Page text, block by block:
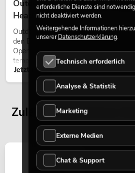
Outdoor Moving-Heads:
Heads bei Events
Outdoor Moving-Heads sind
den Einsatz im Freien. Sie werden bei
Open-Air-Konzerten,
temporären Außeninstallationen
Jetzt lesen
Zuletzt angesehene
erforderliche Dienste sind
nicht deaktiviert werden.
Weitergehende Informationen
unsererDatenschutzerklärung.
Technisch erforderlich
Analyse & Statistik
Marketing
Externe Medien
Chat & Support